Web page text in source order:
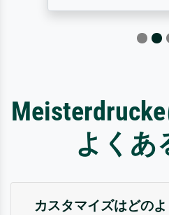
よくあ
カスタマイズはどの